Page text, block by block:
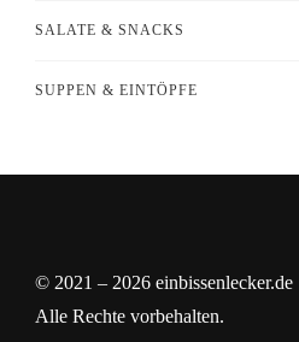
SALATE & SNACKS
SUPPEN & EINTÖPFE
© 2021 – 2026 einbissenlecker.de
Alle Rechte vorbehalten.